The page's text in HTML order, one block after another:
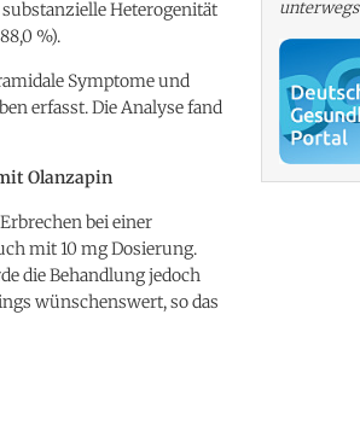
Heterogenität
%).
Symptome und
erfasst. Die Analyse fand
Olanzapin
bei einer
mit 10 mg Dosierung.
die Behandlung jedoch
wünschenswert, so das
unterwegs